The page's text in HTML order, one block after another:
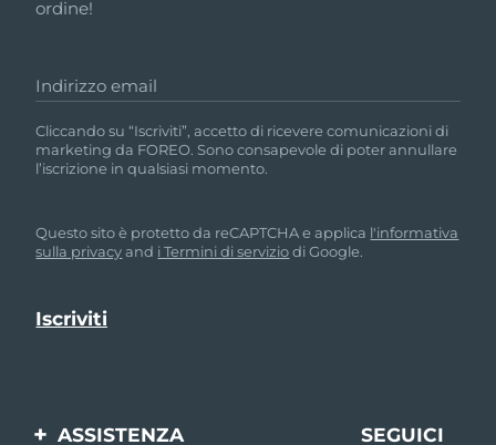
ordine!
Indirizzo email
Cliccando su “Iscriviti”, accetto di ricevere comunicazioni di
marketing da FOREO. Sono consapevole di poter annullare
l’iscrizione in qualsiasi momento.
Questo sito è protetto da reCAPTCHA e applica l'informativa
sulla privacyand i Termini di serviziodi Google.
ASSISTENZA SEGUICI